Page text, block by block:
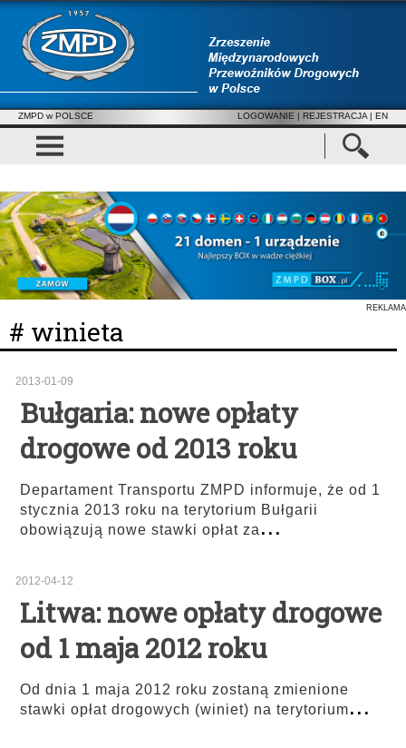
ZMPD w POLSCE LOGOWANIE | REJESTRACJA | EN
REKLAMA
# winieta
2013-01-09
Bułgaria: nowe opłaty
drogowe od 2013 roku
Departament Transportu ZMPD informuje, że od 1
stycznia 2013 roku na terytorium Bułgarii
obowiązują nowe stawki opłat za...
2012-04-12
Litwa: nowe opłaty drogowe
od 1 maja 2012 roku
Od dnia 1 maja 2012 roku zostaną zmienione
stawki opłat drogowych (winiet) na terytorium...